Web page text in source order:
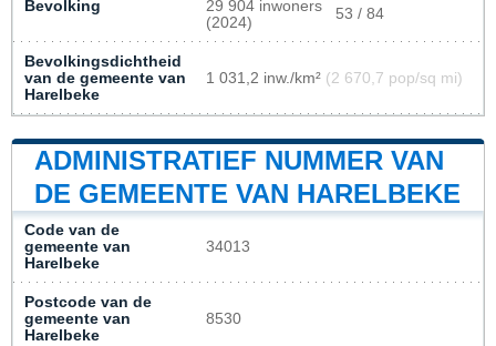
Bevolking
29 904 inwoners
(2024)
53 / 84
Bevolkingsdichtheid
van de gemeente van
Harelbeke
1 031,2 inw./km² (2 670,7 pop/sq mi)
ADMINISTRATIEF NUMMER VAN
DE GEMEENTE VAN HARELBEKE
Code van de
gemeente van
Harelbeke
34013
Postcode van de
gemeente van
Harelbeke
8530